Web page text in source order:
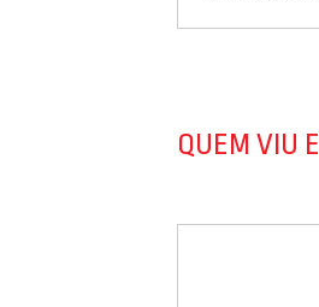
QUEM VIU